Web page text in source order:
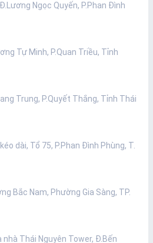
Ngọc Quyến, P.Phan Đình
Tự Minh, P.Quan Triều, Tỉnh
Trung, P.Quyết Thắng, Tỉnh Thái
dài, Tổ 75, P.Phan Đình Phùng, T.
Bắc Nam, Phường Gia Sàng, TP.
nhà Thái Nguyên Tower, Đ.Bến